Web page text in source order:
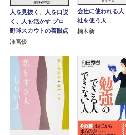
人を見抜く、人を口説
く、人を活かす プロ
野球スカウトの着眼点
澤宮優
会社に使われる人
社を使う人
楠木新